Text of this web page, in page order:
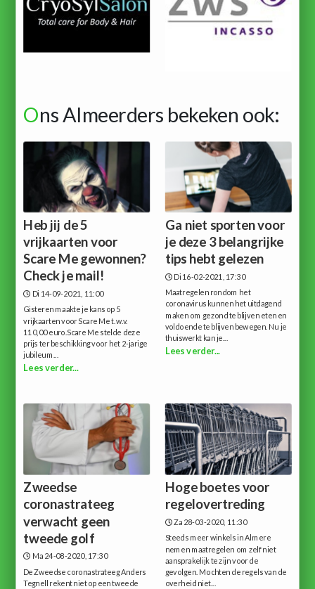
Ons Almeerders bekeken ook:
Heb jij de 5
vrijkaarten voor
Scare Me gewonnen?
Check je mail!
Di 14-09-2021, 11:00
Gisteren maakte je kans op 5
vrijkaarten voor Scare Me t.w.v.
110,00 euro.Scare Me stelde deze
prijs ter beschikking voor het 2-jarige
jubileum...
Lees verder...
Ga niet sporten voor
je deze 3 belangrijke
tips hebt gelezen
Di 16-02-2021, 17:30
Maatregelen rondom het
coronavirus kunnen het uitdagend
maken om gezond te blijven eten en
voldoende te blijven bewegen. Nu je
thuiswerkt kan je...
Lees verder...
Zweedse
coronastrateeg
verwacht geen
tweede golf
Ma 24-08-2020, 17:30
De Zweedse coronastrateeg Anders
Tegnell rekent niet op een tweede
Hoge boetes voor
regelovertreding
Za 28-03-2020, 11:30
Steeds meer winkels in Almere
nemen maatregelen om zelf niet
aansprakelijk te zijn voor de
gevolgen. Mochten de regels van de
overheid niet...